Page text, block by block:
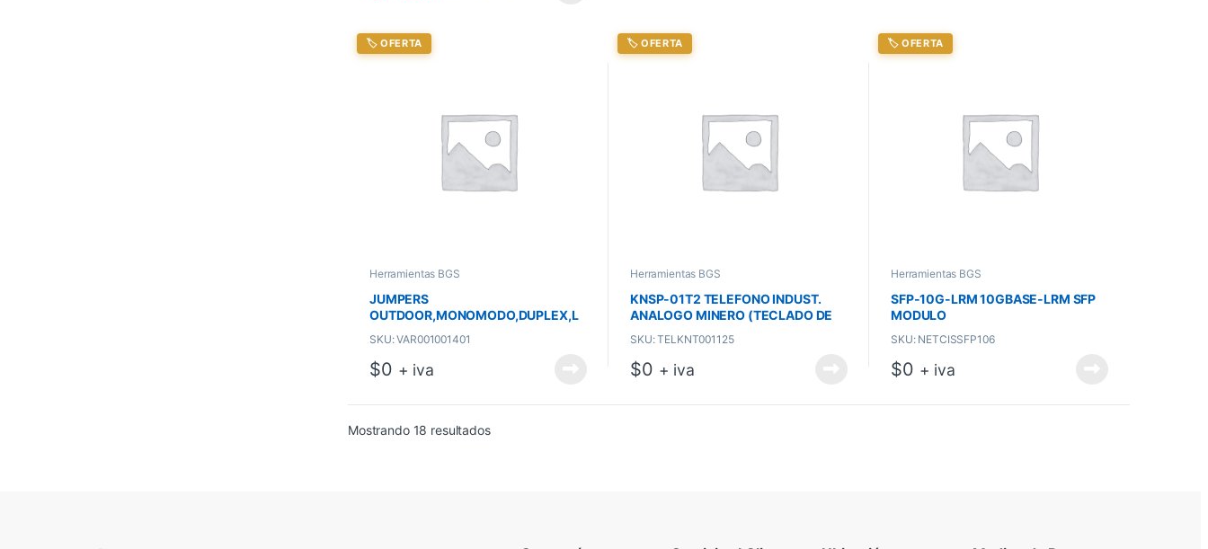
🏷️ OFERTA
Herramientas BGS
JUMPERS
OUTDOOR,MONOMODO,DUPLEX,L
SKU: VAR001001401
$0 + iva
🏷️ OFERTA
Herramientas BGS
KNSP-01T2 TELEFONO INDUST.
ANALOGO MINERO (TECLADO DE
SKU: TELKNT001125
$0 + iva
🏷️ OFERTA
Herramientas BGS
SFP-10G-LRM 10GBASE-LRM SFP
MODULO
SKU: NETCISSFP106
$0 + iva
Mostrando 18 resultados